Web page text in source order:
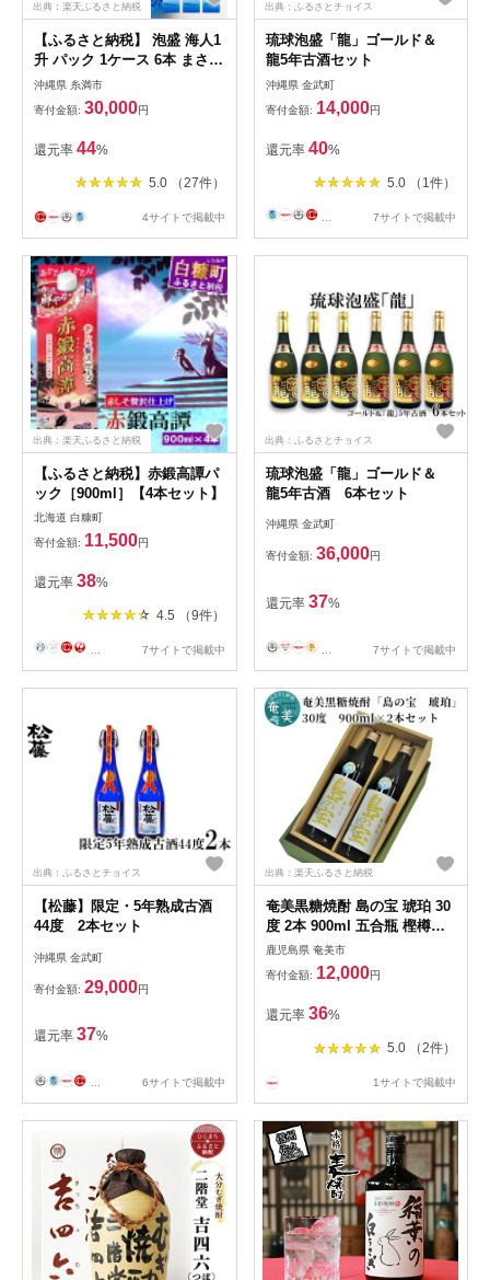
出典：楽天ふるさと納税
【ふるさと納税】 泡盛 海人1
升 パック 1ケース 6本 まさひ
ろ酒造 あわもり 沖縄 地酒 セ
ット 琉球泡盛 一升 1800ml
パック 沖縄泡盛 お酒 30度 う
みんちゅ 沖縄銘柄 沖縄名産
まとめ買い 家飲み 宅飲み 酒
焼酎 スピリッツ ストレート
円 3万
沖縄県 糸満市
寄付金額: 30,000円
還元率 44%
5.0 （27件）
4サイトで掲載中
出典：ふるさとチョイス
琉球泡盛「龍」ゴールド＆
龍5年古酒セット
沖縄県 金武町
寄付金額: 14,000円
還元率 40%
5.0 （1件）
7サイトで掲載中
出典：楽天ふるさと納税
【ふるさと納税】赤鍛高譚パ
ック［900ml］【4本セット】
北海道 白糠町
寄付金額: 11,500円
還元率 38%
4.5 （9件）
7サイトで掲載中
出典：ふるさとチョイス
琉球泡盛「龍」ゴールド＆
龍5年古酒 6本セット
沖縄県 金武町
寄付金額: 36,000円
還元率 37%
7サイトで掲載中
出典：ふるさとチョイス
【松藤】限定・5年熟成古酒
44度 2本セット
沖縄県 金武町
寄付金額: 29,000円
還元率 37%
... 6サイトで掲載中
出典：楽天ふるさと納税
奄美黒糖焼酎 島の宝 琥珀 30
度 2本 900ml 五合瓶 樫樽貯
蔵 世界自然遺産登録ラベル
鹿児島県 奄美市
寄付金額: 12,000円
還元率 36%
5.0 （2件）
1サイトで掲載中